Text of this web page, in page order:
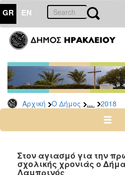
GR EN
Αρχική Ο Δήμος ... 2018
ΔΗΜΟΣ
Δελτία
Τύπου
Αρχείο
2026
2024
2022
Στον αγιασμό για την
σχολικής χρονιάς ο
Λαμπρινός